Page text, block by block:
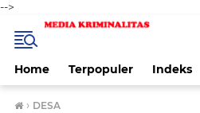
-->
Home Terpopuler Indeks
› DESA